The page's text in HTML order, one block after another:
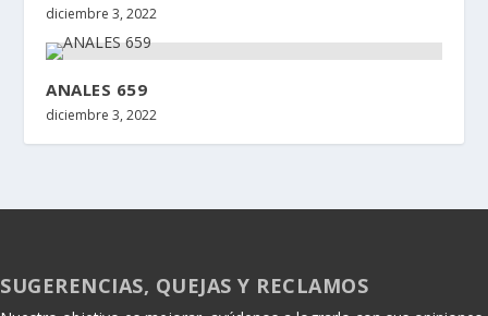
diciembre 3, 2022
ANALES 659
diciembre 3, 2022
SUGERENCIAS, QUEJAS Y RECLAMOS